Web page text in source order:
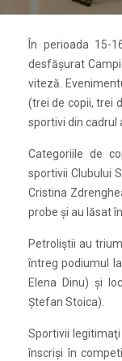
În perioada 15-
desfăşurat
viteză.
(trei de copii, trei
sportivi din cadrul
Categoriile de
sportivii Clubului
Cristina
probe şi au lăsat
Petroliştii au
întreg podiumul
Elena Dinu) şi
Ştefan Stoica).
Sportivii
înscrişi în